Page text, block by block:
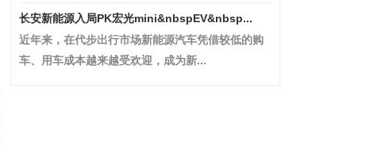
长安新能源入局PK宏光mini&nbspEV&nbsp...
近年来，在代步出行市场新能源汽车凭借较低的购
车、用车成本越来越受欢迎，成为新...